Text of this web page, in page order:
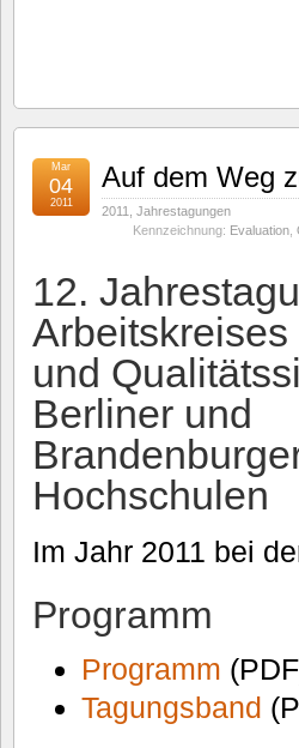
Auf dem Weg
2011
Jahrestagungen
Kennzeichnung: Evaluation
Mar
04
2011
12.
und
Berliner und
Hochschulen
Im Jahr 2011 bei
Programm
Programm
Tagungsband